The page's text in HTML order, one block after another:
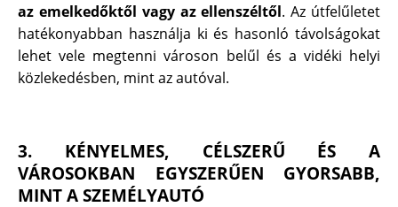
az emelkedőktől vagy az ellenszéltől. Az útfelűletet
hatékonyabban használja ki és hasonló távolságokat
lehet vele megtenni városon belűl és a vidéki helyi
közlekedésben, mint az autóval.
3. KÉNYELMES, CÉLSZERŰ ÉS A
VÁROSOKBAN EGYSZERŰEN GYORSABB,
MINT A SZEMÉLYAUTÓ